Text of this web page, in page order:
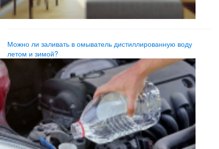
Можно ли заливать в омыватель дистиллированную воду
летом и зимой?